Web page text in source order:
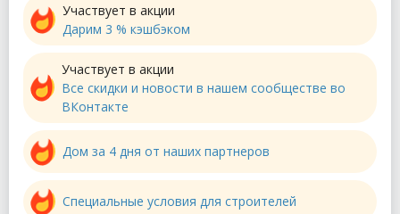
Участвует в акции
Дарим 3 % кэшбэком
Участвует в акции
Все скидки и новости в нашем сообществе во
ВКонтакте
Дом за 4 дня от наших партнеров
Специальные условия для строителей